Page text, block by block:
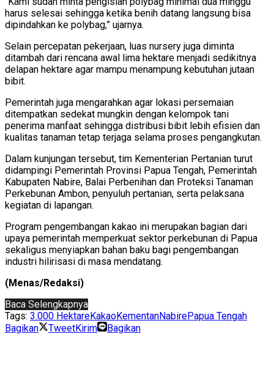
harus selesai sehingga ketika benih datang langsung bisa
dipindahkan ke polybag,” ujarnya.
Selain percepatan pekerjaan, luas nursery juga diminta
ditambah dari rencana awal lima hektare menjadi sedikitnya
delapan hektare agar mampu menampung kebutuhan jutaan
bibit.
Pemerintah juga mengarahkan agar lokasi persemaian
ditempatkan sedekat mungkin dengan kelompok tani
penerima manfaat sehingga distribusi bibit lebih efisien dan
kualitas tanaman tetap terjaga selama proses pengangkutan.
Dalam kunjungan tersebut, tim Kementerian Pertanian turut
didampingi Pemerintah Provinsi Papua Tengah, Pemerintah
Kabupaten Nabire, Balai Perbenihan dan Proteksi Tanaman
Perkebunan Ambon, penyuluh pertanian, serta pelaksana
kegiatan di lapangan.
Program pengembangan kakao ini merupakan bagian dari
upaya pemerintah memperkuat sektor perkebunan di Papua
sekaligus menyiapkan bahan baku bagi pengembangan
industri hilirisasi di masa mendatang.
(Menas/Redaksi)
Baca Selengkapnya
Tags: 3.000 HektareKakaoKementanNabirePapua Tengah
Bagikan
TweetKirim Bagikan